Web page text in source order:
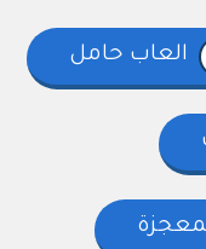
العاب حامل